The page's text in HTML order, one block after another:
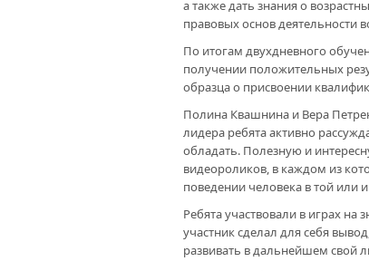
а также дать знания о
правовых основ деятельности
По итогам двухдневного
получении положительных
образца о присвоении
Полина Квашнина и Вера
лидера ребята активно
обладать. Полезную и
видеороликов, в каждом из
поведении человека в той или
Ребята участвовали в играх
участник сделал для себя
развивать в дальнейшем свой